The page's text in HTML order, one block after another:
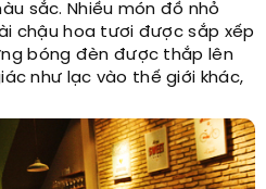
sắc. Nhiều món đồ nhỏ
chậu hoa tươi được sắp xếp
bóng đèn được thắp lên
như lạc vào thế giới khác,